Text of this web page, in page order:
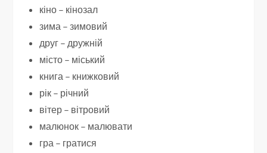
кіно – кінозал
зима – зимовий
друг – дружній
місто – міський
книга – книжковий
рік – річний
вітер – вітровий
малюнок – малювати
гра – гратися